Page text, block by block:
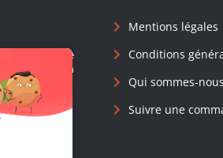
de l'Homme
en
Mentions légales
Conditions
Qui sommes-nous
Suivre une